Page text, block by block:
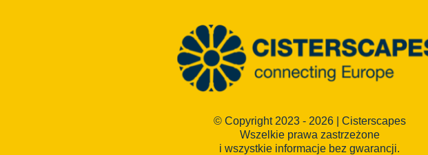
© Copyright 2023 - 2026 | Cisterscapes
Wszelkie prawa zastrzeżone
i wszystkie informacje bez gwarancji.